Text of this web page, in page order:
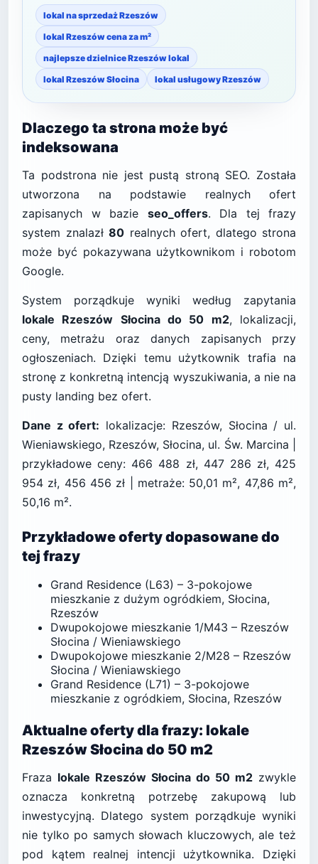
lokal na sprzedaż Rzeszów
lokal Rzeszów cena za m²
najlepsze dzielnice Rzeszów lokal
lokal Rzeszów Słocina
lokal usługowy Rzeszów
Dlaczego ta strona może być
indeksowana
Ta podstrona nie jest pustą stroną SEO. Została
utworzona na podstawie realnych ofert
zapisanych w bazie seo_offers. Dla tej frazy
system znalazł 80 realnych ofert, dlatego strona
może być pokazywana użytkownikom i robotom
Google.
System porządkuje wyniki według zapytania
lokale Rzeszów Słocina do 50 m2, lokalizacji,
ceny, metrażu oraz danych zapisanych przy
ogłoszeniach. Dzięki temu użytkownik trafia na
stronę z konkretną intencją wyszukiwania, a nie na
pusty landing bez ofert.
Dane z ofert: lokalizacje: Rzeszów, Słocina / ul.
Wieniawskiego, Rzeszów, Słocina, ul. Św. Marcina |
przykładowe ceny: 466 488 zł, 447 286 zł, 425
954 zł, 456 456 zł | metraże: 50,01 m², 47,86 m²,
50,16 m².
Przykładowe oferty dopasowane do
tej frazy
Grand Residence (L63) – 3-pokojowe
mieszkanie z dużym ogródkiem, Słocina,
Rzeszów
Dwupokojowe mieszkanie 1/M43 – Rzeszów
Słocina / Wieniawskiego
Dwupokojowe mieszkanie 2/M28 – Rzeszów
Słocina / Wieniawskiego
Grand Residence (L71) – 3-pokojowe
mieszkanie z ogródkiem, Słocina, Rzeszów
Aktualne oferty dla frazy: lokale
Rzeszów Słocina do 50 m2
Fraza lokale Rzeszów Słocina do 50 m2 zwykle
oznacza konkretną potrzebę zakupową lub
inwestycyjną. Dlatego system porządkuje wyniki
nie tylko po samych słowach kluczowych, ale też
pod kątem realnej intencji użytkownika. Dzięki